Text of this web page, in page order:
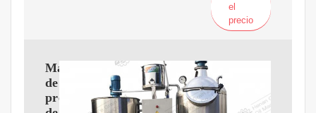
el
precio
Máquina
de
prensa